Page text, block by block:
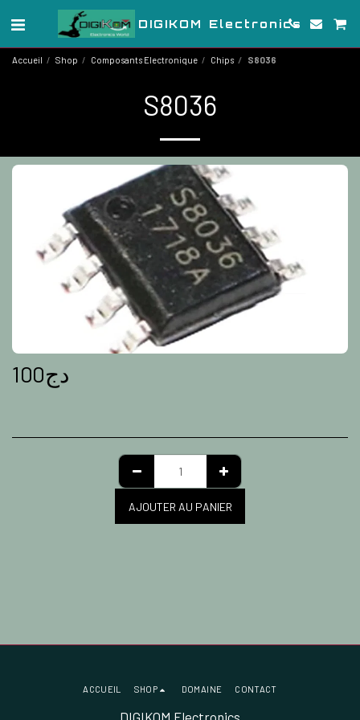
DIGIKOM Electronics
Accueil Shop Composants Electronique Chips S8036
S8036
100دج
AJOUTER AU PANIER
ACCUEIL SHOP DOMAINE CONTACT